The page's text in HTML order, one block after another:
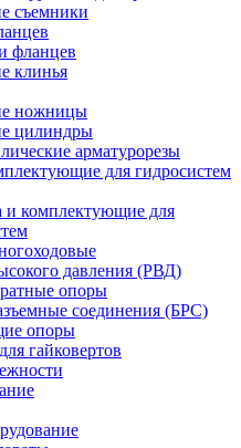
съемники
фланцев
клинья
ножницы
цилиндры
арматурорезы
для гидросистем
и комплектующие для
давления (РВД)
опоры
соединения (БРС)
опоры
гайковертов